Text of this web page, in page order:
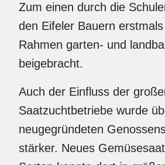
Zum einen durch die
den Eifeler Bauern
Rahmen garten- und
beigebracht.
Auch der Einfluss der
Saatzuchtbetriebe wurde
neugegründeten
stärker. Neues